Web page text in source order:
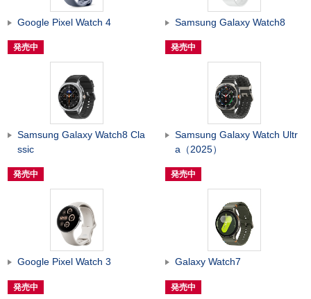
Google Pixel Watch 4
発売中
Samsung Galaxy Watch8
発売中
Samsung Galaxy Watch8 Cla
ssic
発売中
Samsung Galaxy Watch Ultr
a（2025）
発売中
Google Pixel Watch 3
発売中
Galaxy Watch7
発売中